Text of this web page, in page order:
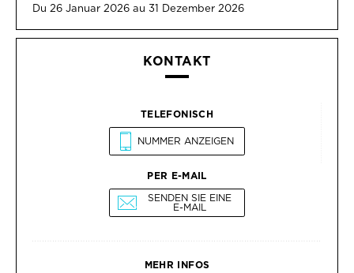
Du 26 Januar 2026 au 31 Dezember 2026
KONTAKT
TELEFONISCH
NUMMER ANZEIGEN
PER E-MAIL
SENDEN SIE EINE
E-MAIL
MEHR INFOS